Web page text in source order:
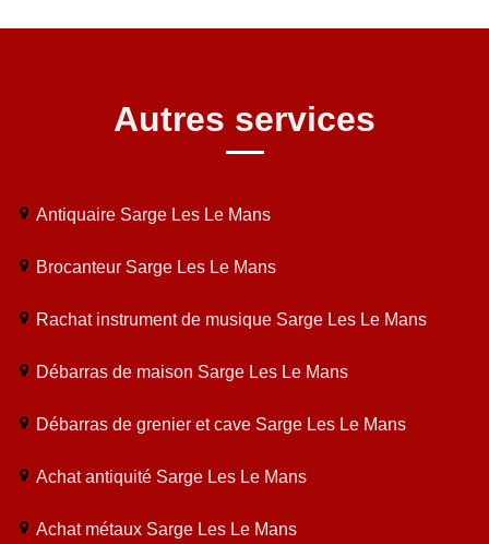
Autres services
Antiquaire Sarge Les Le Mans
Brocanteur Sarge Les Le Mans
Rachat instrument de musique Sarge Les Le Mans
Débarras de maison Sarge Les Le Mans
Débarras de grenier et cave Sarge Les Le Mans
Achat antiquité Sarge Les Le Mans
Achat métaux Sarge Les Le Mans